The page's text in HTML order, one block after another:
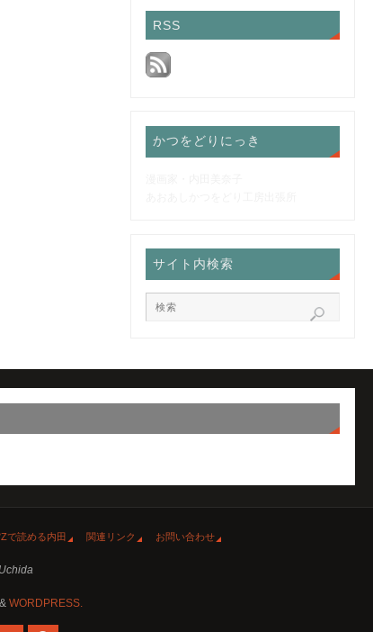
RSS
かつをどりにっき
サイト内検索
で読める内田 関連リンク お問い合わせ
WORDPRESS.